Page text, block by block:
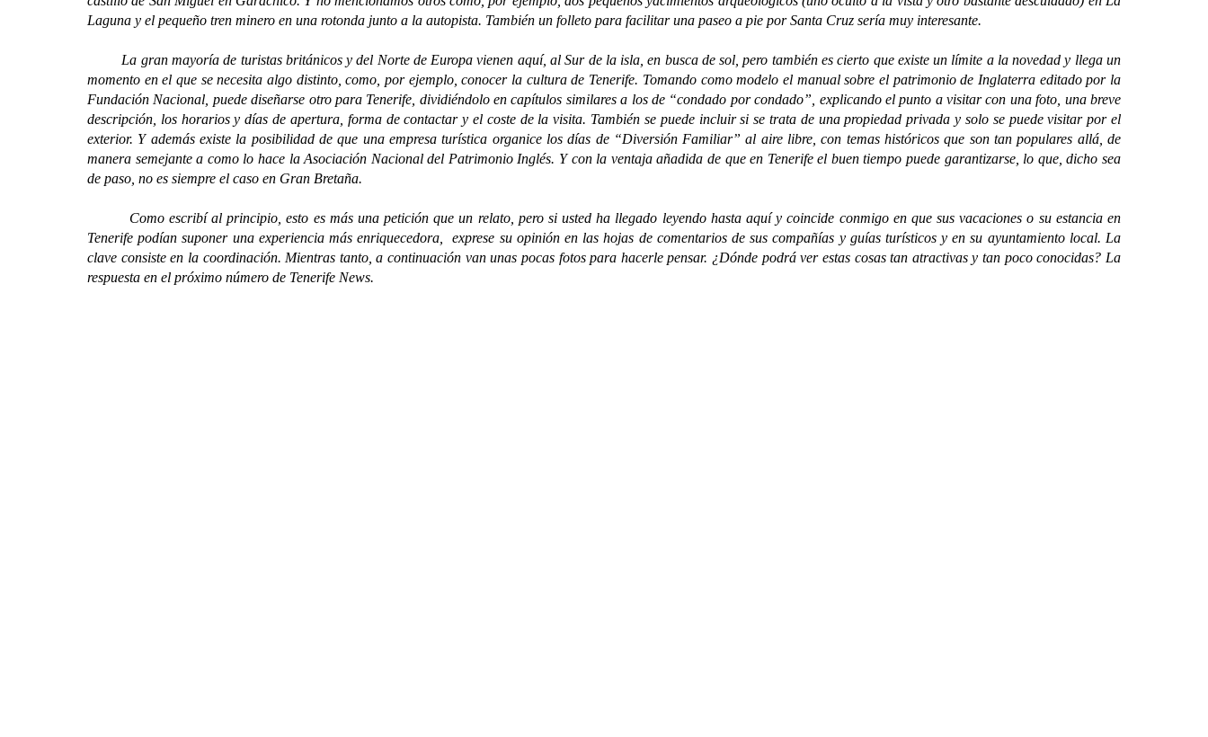
Laguna y el pequeño tren minero en una rotonda junto a la autopista. También un folleto para facilitar una paseo a pie por Santa Cruz sería muy interesante.
La gran mayoría de turistas británicos y del Norte de Europa vienen aquí, al Sur de la isla, en busca de sol, pero también es cierto que existe un límite a la novedad y llega un
momento en el que se necesita algo distinto, como, por ejemplo, conocer la cultura de Tenerife. Tomando como modelo el manual sobre el patrimonio de Inglaterra editado por la
Fundación Nacional, puede diseñarse otro para Tenerife, dividiéndolo en capítulos similares a los de “condado por condado”, explicando el punto a visitar con una foto, una breve
descripción, los horarios y días de apertura, forma de contactar y el coste de la visita. También se puede incluir si se trata de una propiedad privada y solo se puede visitar por el
exterior. Y además existe la posibilidad de que una empresa turística organice los días de “Diversión Familiar” al aire libre, con temas históricos que son tan populares allá, de
manera semejante a como lo hace la Asociación Nacional del Patrimonio Inglés. Y con la ventaja añadida de que en Tenerife el buen tiempo puede garantizarse, lo que, dicho sea
de paso, no es siempre el caso en Gran Bretaña.
Como escribí al principio, esto es más una petición que un relato, pero si usted ha llegado leyendo hasta aquí y coincide conmigo en que sus vacaciones o su estancia en
Tenerife podían suponer una experiencia más enriquecedora, exprese su opinión en las hojas de comentarios de sus compañías y guías turísticos y en su ayuntamiento local. La
clave consiste en la coordinación. Mientras tanto, a continuación van unas pocas fotos para hacerle pensar. ¿Dónde podrá ver estas cosas tan atractivas y tan poco conocidas? La
respuesta en el próximo número de Tenerife News.